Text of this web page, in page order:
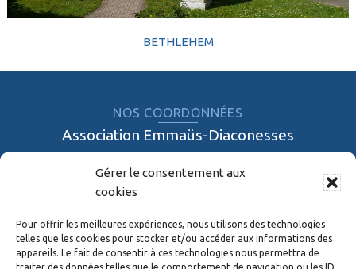
Gérer le consentement aux
cookies
Pour offrir les meilleures expériences, nous utilisons des technologies
telles que les cookies pour stocker et/ou accéder aux informations des
appareils. Le fait de consentir à ces technologies nous permettra de
BETHLEHEM
NOS COORDONNÉES
Association Emmaüs-Diaconesses
33 rue de la Tour
NOS EHPAD
Emmaüs-Diaconesses Strasbourg